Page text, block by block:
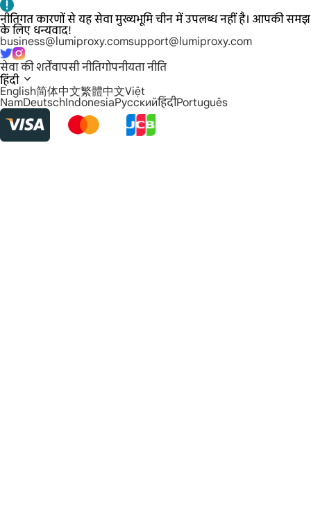
नीतिगत कारणों से यह सेवा मुख्यभूमि चीन में उपलब्ध नहीं है। आपकी समझ
के लिए धन्यवाद!
business@lumiproxy.comsupport@lumiproxy.com
सेवा की शर्तेंवापसी नीतिगोपनीयता नीति
हिंदी
English简体中文繁體中文Việt
NamDeutschIndonesiaРусскийहिंदीPortuguês